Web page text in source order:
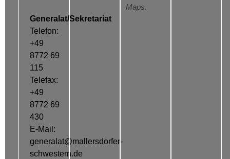
Generalat/Sekretariat
Telefon:
+49
8772 69
115
Telefax:
+49
8772 69
430
E-Mail:
generalat@mallersdorfer-
schwestern.de
Maps.